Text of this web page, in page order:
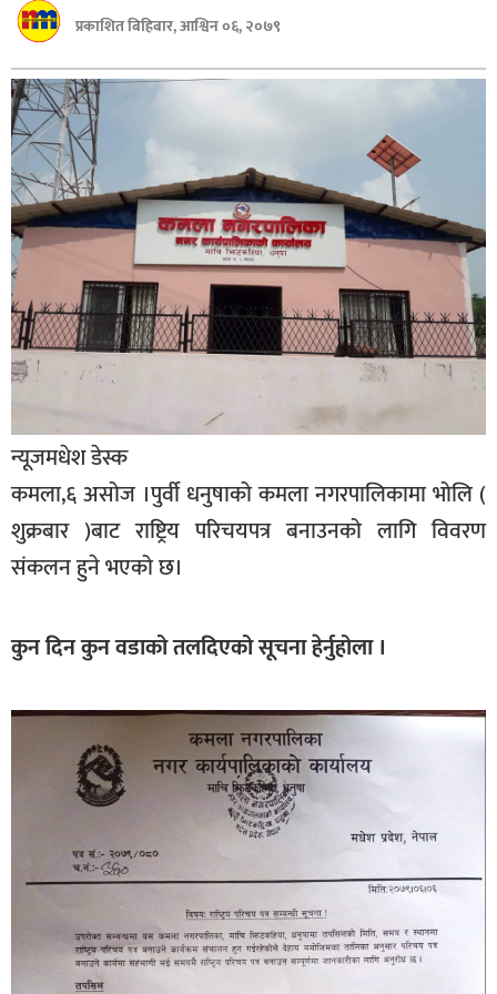
बागमती
सुदूरपश्चिम
मधेश
विशेष
राजनीति
समाचार
राष्ट्रिय
अन्तराष्ट्रिय
अन्तरबार्ता
अर्थ
खेलकुद
मनोरञ्जन
/
भिडियो
अन्य
विचार
स्वास्थ्य
प्रकाशित बिहिबार, आश्विन ०६, २०७९
न्यूजमधेश डेस्क
कमला,६ असोज ।पुर्वी धनुषाको कमला नगरपालिकामा भोलि (
शुक्रबार )बाट राष्ट्रिय परिचयपत्र बनाउनको लागि विवरण
संकलन हुने भएको छ।
कुन दिन कुन वडाको तलदिएको सूचना हेर्नुहोला ।